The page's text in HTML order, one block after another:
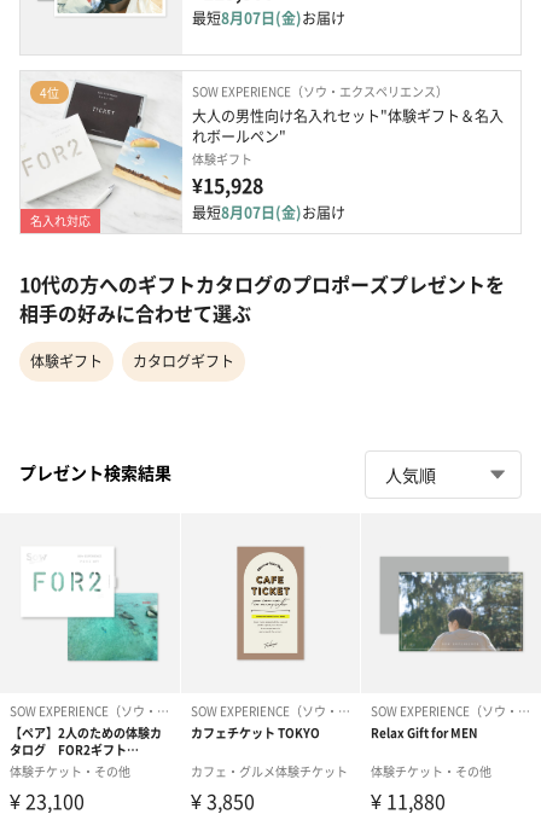
最短8月07日(金)お届け
4位
名入れ対応
SOW EXPERIENCE（ソウ・エクスペリエンス）
大人の男性向け名入れセット"体験ギフト＆名入
れボールペン"
体験ギフト
¥15,928
最短8月07日(金)お届け
10代の方へのギフトカタログのプロポーズプレゼントを
相手の好みに合わせて選ぶ
体験ギフト カタログギフト
プレゼント検索結果